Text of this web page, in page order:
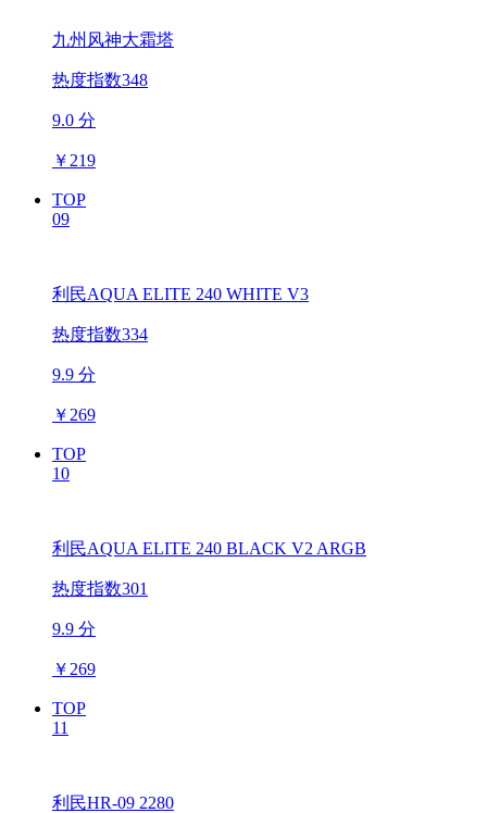
九州风神大霜塔
热度指数348
9.0 分
￥ 219
TOP
09
利民AQUA ELITE 240 WHITE V3
热度指数334
9.9 分
￥ 269
TOP
10
利民AQUA ELITE 240 BLACK V2 ARGB
热度指数301
9.9 分
￥ 269
TOP
11
利民HR-09 2280